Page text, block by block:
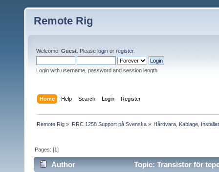
Remote Rig
Welcome, Guest . Please login or register.
Login with username, password and session length
Home Help Search Login Register
Remote Rig » RRC 1258 Support på Svenska» Hårdvara, Kablage,
Pages: [1]
Author Topic: Transistor för